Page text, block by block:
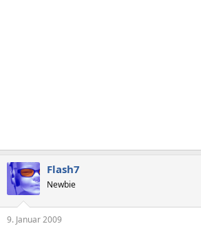
Flash7
Newbie
9. Januar 2009